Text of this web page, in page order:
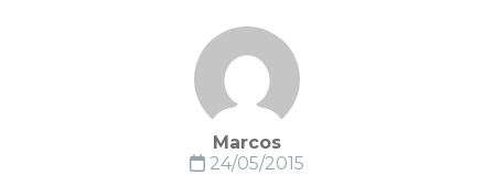
Marcos
24/05/2015